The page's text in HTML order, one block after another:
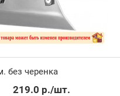
без черенка
219.0 р./шт.